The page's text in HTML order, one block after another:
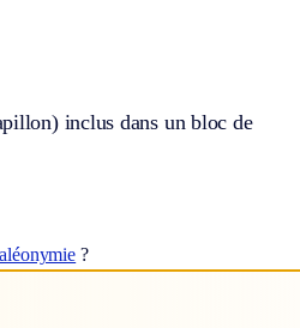
inclus dans un bloc de
?